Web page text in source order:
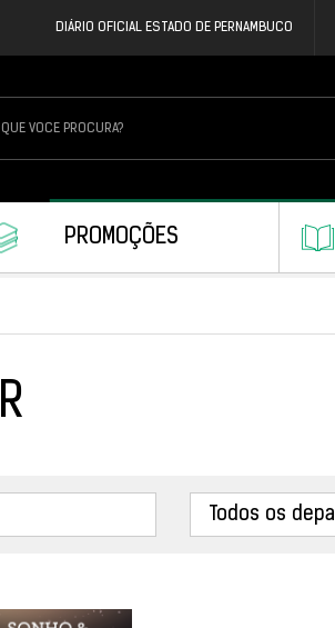
DIÁRIO OFICIAL ESTADO DE PERNAMBUCO
PROMOÇÕES